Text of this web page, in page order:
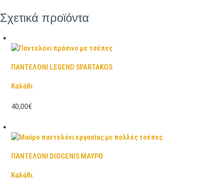
Σχετικά προϊόντα
ΠΑΝΤΕΛΟΝΙ LEGEND SPARTAKOS
Καλάθι
40,00€
ΠΑΝΤΕΛΟΝΙ DIOGENIS ΜΑΥΡΟ
Καλάθι